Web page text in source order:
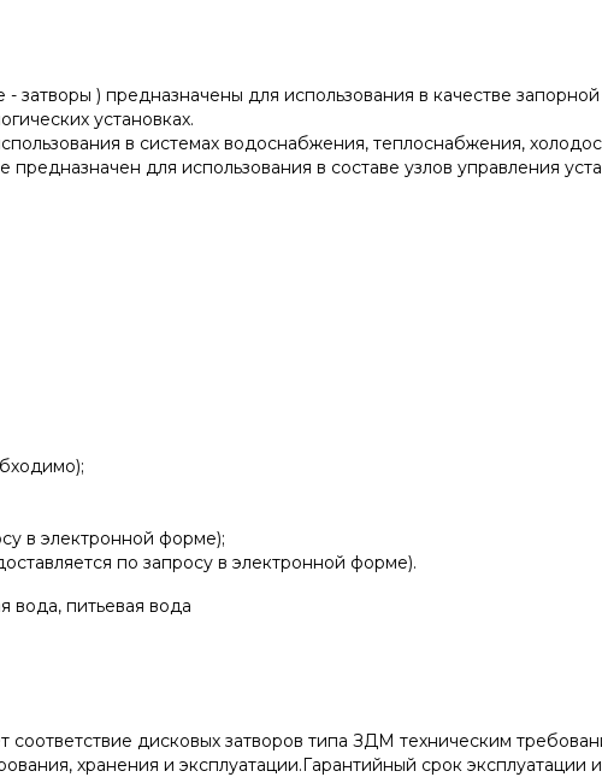
затворы ) предназначены для использования в качестве
установках.
в системах водоснабжения, теплоснабжения,
для использования в составе узлов управления
в электронной форме);
по запросу в электронной форме).
вода, питьевая вода
соответствие дисковых затворов типа ЗДМ техническим
хранения и эксплуатации.Гарантийный срок эксплуатации